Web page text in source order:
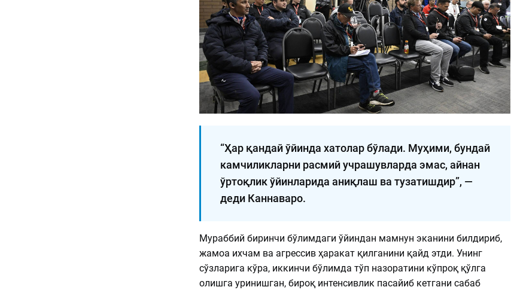
“Ҳар қандай ўйинда хатолар бўлади. Муҳими, бундай
камчиликларни расмий учрашувларда эмас, айнан
ўртоқлик ўйинларида аниқлаш ва тузатишдир”, —
деди Каннаваро.
Мураббий биринчи бўлимдаги ўйиндан мамнун эканини билдириб,
жамоа ихчам ва агрессив ҳаракат қилганини қайд этди. Унинг
сўзларига кўра, иккинчи бўлимда тўп назоратини кўпроқ қўлга
олишга уринишган, бироқ интенсивлик пасайиб кетгани сабаб